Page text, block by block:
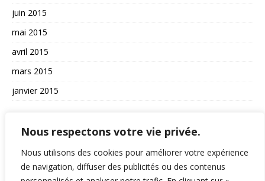
Nous respectons votre vie privée.
Nous utilisons des cookies pour améliorer votre expérience
de navigation, diffuser des publicités ou des contenus
juin 2015
mai 2015
avril 2015
mars 2015
janvier 2015
La vie du site
A propos et contact